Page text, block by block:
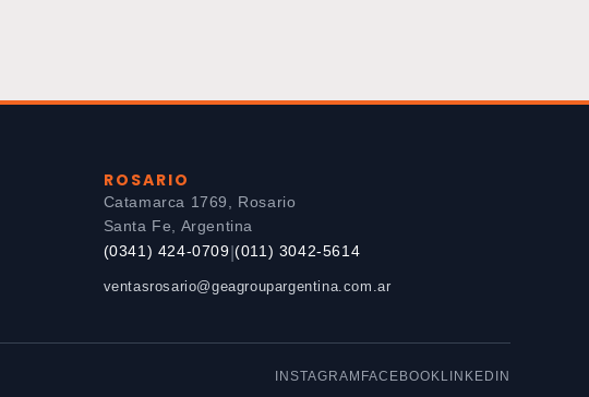
ROSARIO
Catamarca 1769, Rosario
Santa Fe, Argentina
(0341) 424-0709 |(011) 3042-5614
ventasrosario@geagroupargentina.com.ar
INSTAGRAM FACEBOOK LINKEDIN